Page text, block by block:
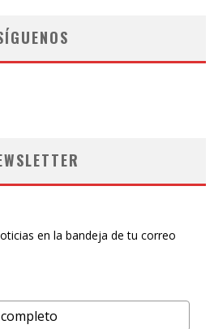
en la bandeja de tu correo